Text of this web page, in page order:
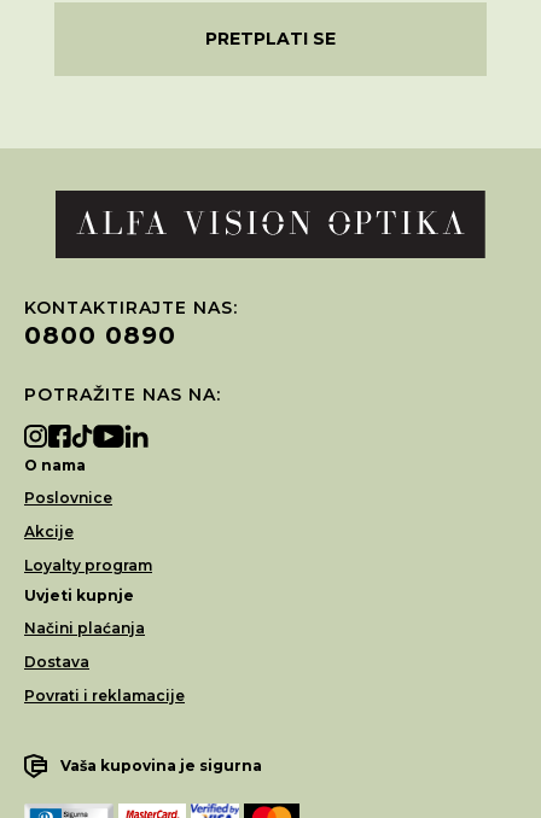
PRETPLATI SE
KONTAKTIRAJTE NAS:
0800 0890
POTRAŽITE NAS NA:
O nama
Poslovnice
Akcije
Loyalty program
Uvjeti kupnje
Načini plaćanja
Dostava
Povrati i reklamacije
Vaša kupovina je sigurna